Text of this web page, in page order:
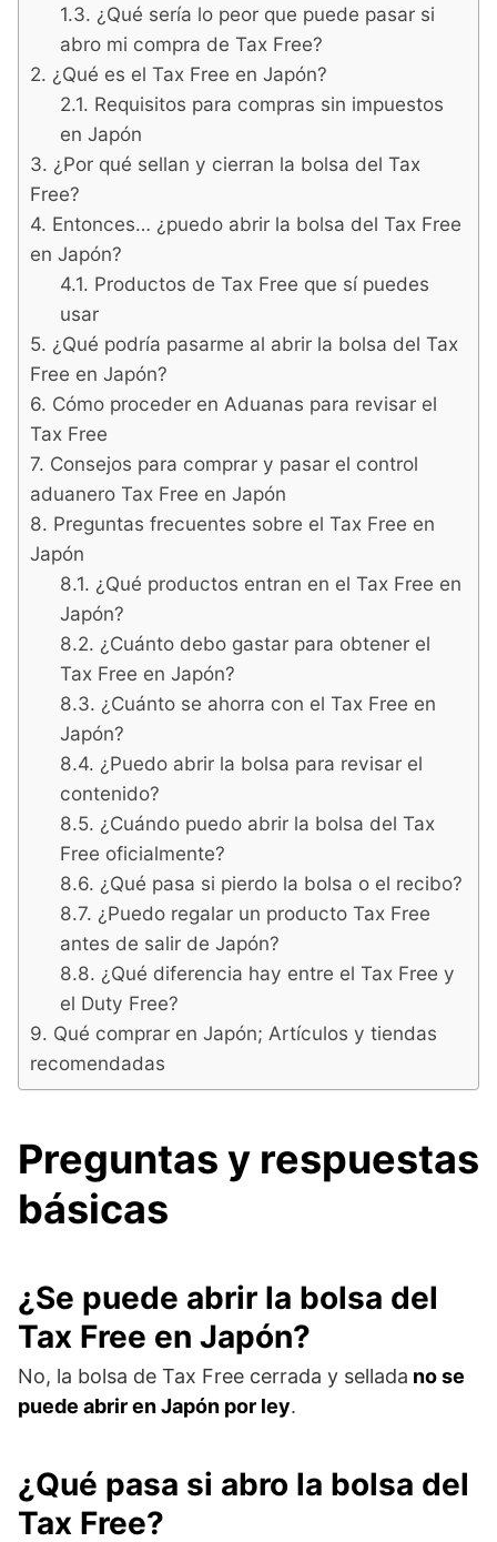
¿Qué sería lo peor que puede pasar si
abro mi compra de Tax Free?
¿Qué es el Tax Free en Japón?
Requisitos para compras sin impuestos
en Japón
¿Por qué sellan y cierran la bolsa del Tax
Free?
Entonces… ¿puedo abrir la bolsa del Tax Free
en Japón?
Productos de Tax Free que sí puedes
usar
¿Qué podría pasarme al abrir la bolsa del Tax
Free en Japón?
Cómo proceder en Aduanas para revisar el
Tax Free
Consejos para comprar y pasar el control
aduanero Tax Free en Japón
Preguntas frecuentes sobre el Tax Free en
Japón
¿Qué productos entran en el Tax Free en
Japón?
¿Cuánto debo gastar para obtener el
Tax Free en Japón?
¿Cuánto se ahorra con el Tax Free en
Japón?
¿Puedo abrir la bolsa para revisar el
contenido?
¿Cuándo puedo abrir la bolsa del Tax
Free oficialmente?
¿Qué pasa si pierdo la bolsa o el recibo?
¿Puedo regalar un producto Tax Free
antes de salir de Japón?
¿Qué diferencia hay entre el Tax Free y
el Duty Free?
Qué comprar en Japón; Artículos y tiendas
recomendadas
Preguntas y respuestas
básicas
¿Se puede abrir la bolsa del
Tax Free en Japón?
No, la bolsa de Tax Free cerrada y sellada no se
puede abrir en Japón por ley.
¿Qué pasa si abro la bolsa del
Tax Free?